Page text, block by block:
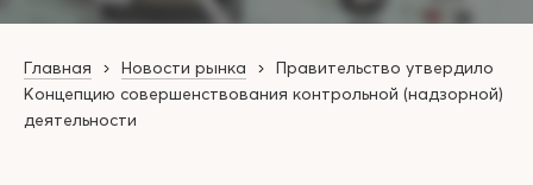
Главная Новости рынка
Правительство утвердило
Концепцию совершенствования контрольной (надзорной)
деятельности